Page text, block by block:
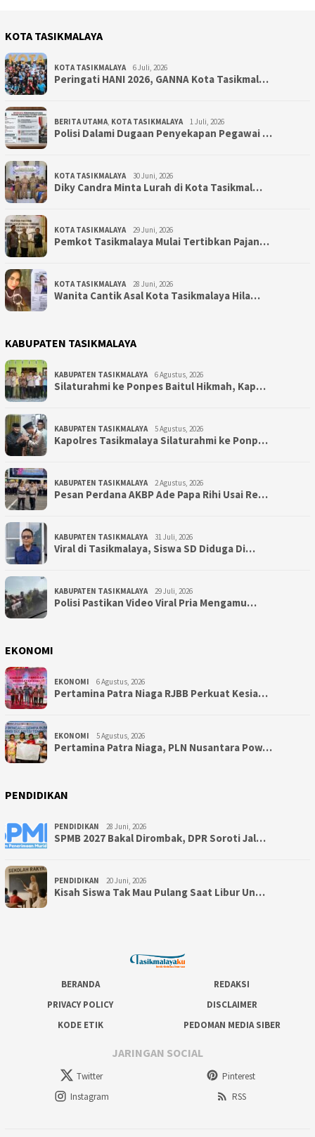
KOTA TASIKMALAYA
KOTA TASIKMALAYA 6 Juli, 2026
Peringati HANI 2026, GANNA Kota Tasikmal…
BERITA UTAMA KOTA TASIKMALAYA 1 Juli, 2026
Polisi Dalami Dugaan Penyekapan Pegawai …
KOTA TASIKMALAYA 30 Juni, 2026
Diky Candra Minta Lurah di Kota Tasikmal…
KOTA TASIKMALAYA 29 Juni, 2026
Pemkot Tasikmalaya Mulai Tertibkan Pajan…
KOTA TASIKMALAYA 28 Juni, 2026
Wanita Cantik Asal Kota Tasikmalaya Hila…
KABUPATEN TASIKMALAYA
KABUPATEN TASIKMALAYA 6 Agustus, 2026
Silaturahmi ke Ponpes Baitul Hikmah, Kap…
KABUPATEN TASIKMALAYA 5 Agustus, 2026
Kapolres Tasikmalaya Silaturahmi ke Ponp…
KABUPATEN TASIKMALAYA 2 Agustus, 2026
Pesan Perdana AKBP Ade Papa Rihi Usai Re…
KABUPATEN TASIKMALAYA 31 Juli, 2026
Viral di Tasikmalaya, Siswa SD Diduga Di…
KABUPATEN TASIKMALAYA 29 Juli, 2026
Polisi Pastikan Video Viral Pria Mengamu…
EKONOMI
EKONOMI 6 Agustus, 2026
Pertamina Patra Niaga RJBB Perkuat Kesia…
EKONOMI 5 Agustus, 2026
Pertamina Patra Niaga, PLN Nusantara Pow…
PENDIDIKAN
PENDIDIKAN 28 Juni, 2026
SPMB 2027 Bakal Dirombak, DPR Soroti Jal…
PENDIDIKAN 20 Juni, 2026
Kisah Siswa Tak Mau Pulang Saat Libur Un…
BERANDA
REDAKSI
PRIVACY POLICY
DISCLAIMER
KODE ETIK
PEDOMAN MEDIA SIBER
JARINGAN SOCIAL
Twitter
Pinterest
Instagram
RSS